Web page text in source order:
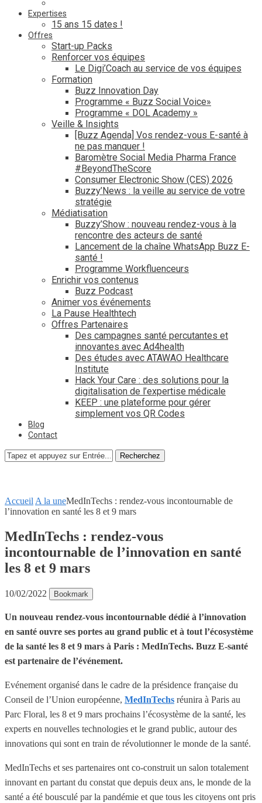
Expertises
15 ans 15 dates !
Offres
Start-up Packs
Renforcer vos équipes
Le Digi’Coach au service de vos équipes
Formation
Buzz Innovation Day
Programme « Buzz Social Voice»
Programme « DOL Academy »
Veille & Insights
[Buzz Agenda] Vos rendez-vous E-santé à
ne pas manquer !
Baromètre Social Media Pharma France
#BeyondTheScore
Consumer Electronic Show (CES) 2026
Buzzy’News : la veille au service de votre
stratégie
Médiatisation
Buzzy’Show : nouveau rendez-vous à la
rencontre des acteurs de santé
Lancement de la chaîne WhatsApp Buzz E-
santé !
Programme Workfluenceurs
Enrichir vos contenus
Buzz Podcast
Animer vos événements
La Pause Healthtech
Offres Partenaires
Des campagnes santé percutantes et
innovantes avec Ad4health
Des études avec ATAWAO Healthcare
Institute
Hack Your Care : des solutions pour la
digitalisation de l’expertise médicale
KEEP : une plateforme pour gérer
simplement vos QR Codes
Blog
Contact
Recherchez
Accueil A la uneMedInTechs : rendez-vous incontournable de
l’innovation en santé les 8 et 9 mars
MedInTechs : rendez-vous
incontournable de l’innovation en santé
les 8 et 9 mars
10/02/2022 Bookmark
Un nouveau rendez-vous incontournable dédié à l’innovation
en santé ouvre ses portes au grand public et à tout l’écosystème
de la santé les 8 et 9 mars à Paris : MedInTechs. Buzz E-santé
est partenaire de l’événement.
Evénement organisé dans le cadre de la présidence française du
Conseil de l’Union européenne, MedInTechs réunira à Paris au
Parc Floral, les 8 et 9 mars prochains l’écosystème de la santé, les
experts en nouvelles technologies et le grand public, autour des
innovations qui sont en train de révolutionner le monde de la santé.
MedInTechs et ses partenaires ont co-construit un salon totalement
innovant en partant du constat que depuis deux ans, le monde de la
santé a été bousculé par la pandémie et que tous les citoyens ont pris